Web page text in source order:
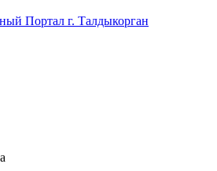
Портал г. Талдыкорган